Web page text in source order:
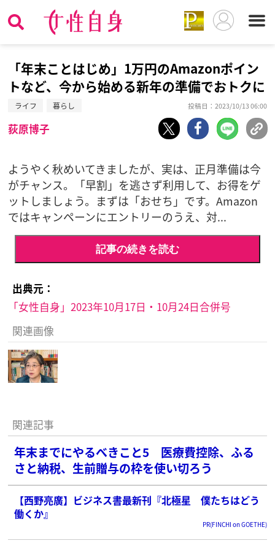
「年末ことはじめ」1万円のAmazonポイン
トなど、今から始める新年の準備でおトクに
ライフ 暮らし 投稿日：2023/10/13 06:00
荻原博子
ようやく秋めいてきましたが、実は、正月準備は今
がチャンス。「早割」を逃さず利用して、お得をゲ
ットしましょう。まずは「おせち」です。Amazon
ではキャンペーンにエントリーのうえ、対...
記事の続きを読む
出典元：
「女性自身」2023年10月17日・10月24日合併号
関連画像
関連記事
年末までにやるべきこと5 医療費控除、ふる
さと納税、生前贈与の枠を使い切ろう
【西野亮廣】ビジネス書最新刊『北極星 僕たちはどう
働くか』
PR(FINCHI on GOETHE)